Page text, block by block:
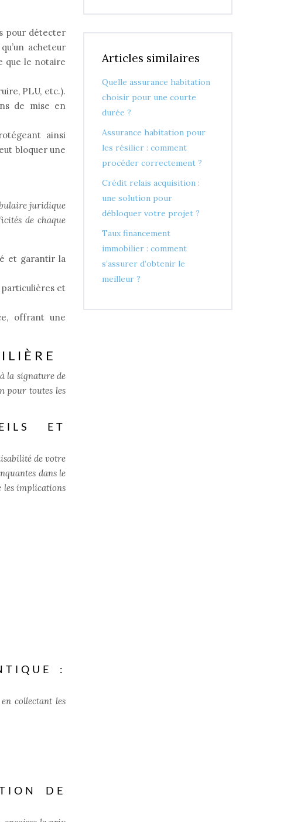
pour détecter
acheteur
que le notaire
PLU, etc.).
de mise en
ainsi
bloquer une
juridique
de chaque
et garantir la
particulières et
offrant une
la signature de
pour toutes les
ET
de votre
dans le
les implications
:
collectant les
DE
Articles similaires
Quelle assurance habitation
choisir pour une courte
durée ?
Assurance habitation pour
les résilier : comment
procéder correctement ?
Crédit relais acquisition :
une solution pour
débloquer votre projet ?
Taux financement
immobilier : comment
s’assurer d’obtenir le
meilleur ?